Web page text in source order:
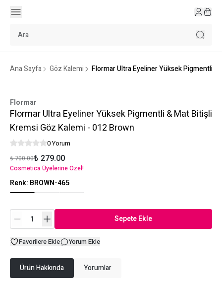
Ana Sayfa Göz Kalemi Flormar Ultra Eyeliner Yüksek Pigmentli
Flormar
Flormar Ultra Eyeliner Yüksek Pigmentli & Mat Bitişli
Kremsi Göz Kalemi - 012 Brown
0 Yorum
₺ 700.00₺ 279.00
Cosmetica Üyelerine Özel!
Renk: BROWN-465
Sepete Ekle
Favorilere Ekle Yorum Ekle
Ürün Hakkında Yorumlar